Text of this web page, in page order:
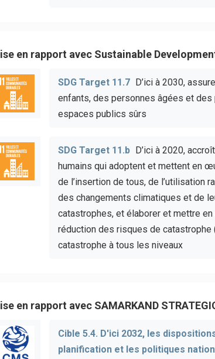
en rapport avec Sustainable
SDG Target 11.7 D’ici à 2030,
enfants, des personnes âgées et
espaces publics sûrs
SDG Target 11.b D’ici à 2020,
humains qui adoptent et mettent en
de l’insertion de tous, de l’utilisation
des changements climatiques et de
catastrophes, et élaborer et mettre
réduction des risques de
catastrophe à tous les niveaux
en rapport avec SAMARKAND
Cible 5.4. D'ici 2032, les
planification et les politiques